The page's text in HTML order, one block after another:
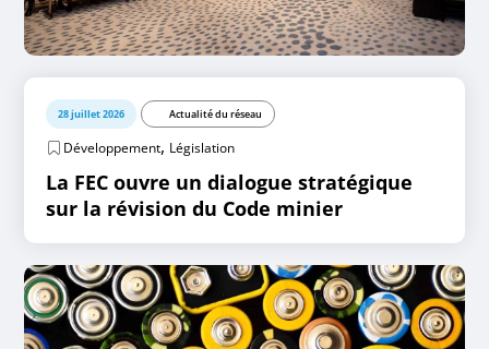
28 juillet 2026 Actualité du réseau
Développement, Législation
La FEC ouvre un dialogue stratégique
sur la révision du Code minier